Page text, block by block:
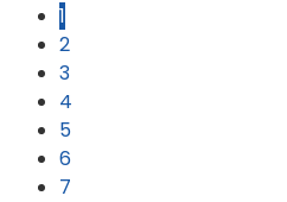
1
2
3
4
5
6
7